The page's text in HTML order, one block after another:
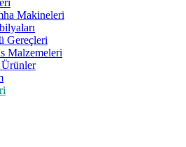
Makineleri
Gereçleri
Malzemeleri